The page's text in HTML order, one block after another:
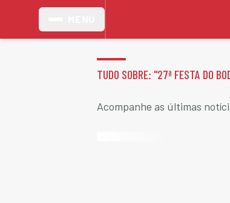
TUDO SOBRE: "27ª FESTA DO
Acompanhe as últimas